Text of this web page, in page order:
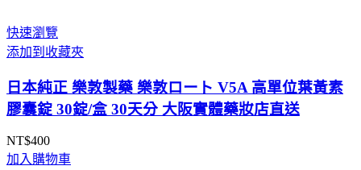
快速瀏覽
添加到收藏夾
日本純正 樂敦製藥 樂敦ロート V5A 高單位葉黃素
膠囊錠 30錠/盒 30天分 大阪實體藥妝店直送
NT$400
加入購物車